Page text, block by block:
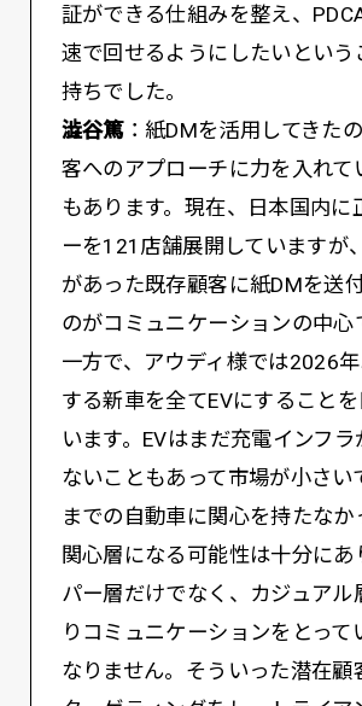
証ができる仕組みを整え、
速で回せるようにしたいという
持ちでした。
澁谷篤：紙DMを活用してきた
客へのアプローチに力を入れて
もあります。現在、日本国内に
ーを121店舗展開していますが
があった既存顧客に紙DMを送
のがコミュニケーションの中心
一方で、アウディ様では2026
する新車を全てEVにすること
います。EVはまだ充電インフ
ないこともあって市場が小さい
までの自動車に関心を持たなか
関心層になる可能性は十分にあ
パー層だけでなく、カジュアル
りコミュニケーションをとって
なりません。そういった潜在顧